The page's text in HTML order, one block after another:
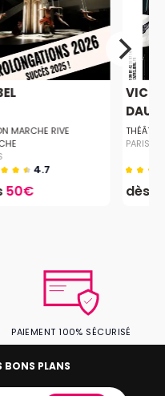
MARCHE RIVE
4.7
50€
THÉÂTRE
PARIS
dès
PAIEMENT 100% SÉCURISÉ
BONS PLANS